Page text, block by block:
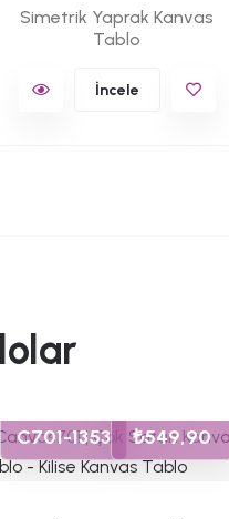
Simetrik Yaprak Kanvas
Tablo
İncele
C701-1353 ₺549,90